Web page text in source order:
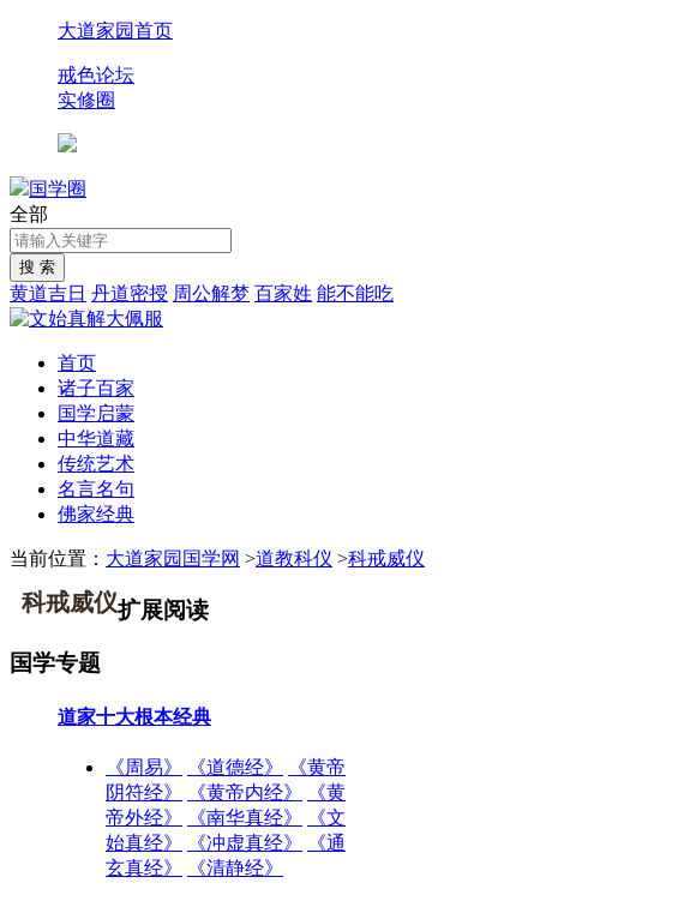
大道家园首页
戒色论坛
实修圈
国学圈
全部
黄道吉日 丹道密授 周公解梦 百家姓 能不能吃
首页
诸子百家
国学启蒙
中华道藏
传统艺术
名言名句
佛家经典
当前位置： 大道家园国学网 >道教科仪 >科戒威仪
科戒威仪扩展阅读
国学专题
道家十大根本经典
《周易》 《道德经》
《黄帝
阴符经》
《黄帝内经》
《黄
帝外经》
《南华真经》
《文
始真经》
《冲虚真经》
《通
玄真经》
《清静经》